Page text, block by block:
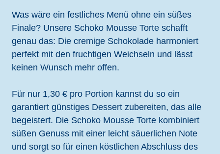
Was wäre ein festliches Menü ohne ein süßes
Finale? Unsere Schoko Mousse Torte schafft
genau das: Die cremige Schokolade harmoniert
perfekt mit den fruchtigen Weichseln und lässt
keinen Wunsch mehr offen.
Für nur 1,30 € pro Portion kannst du so ein
garantiert günstiges Dessert zubereiten, das alle
begeistert. Die Schoko Mousse Torte kombiniert
süßen Genuss mit einer leicht säuerlichen Note
und sorgt so für einen köstlichen Abschluss des